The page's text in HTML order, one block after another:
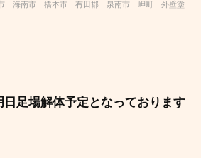
海南市 橋本市 有田郡 泉南市 岬町 外壁塗
足場解体予定となっております